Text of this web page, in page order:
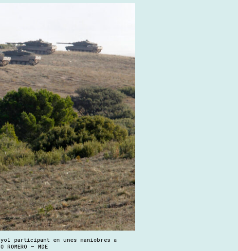
participant en unes maniobres a
– MDE